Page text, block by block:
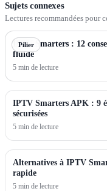
Sujets connexes
Lectures recommandées pour
Pilier
IPTV Smarters : 12
fluide
5 min de lecture
IPTV Smarters APK : 9
sécurisées
5 min de lecture
Alternatives à IPTV
rapide
5 min de lecture